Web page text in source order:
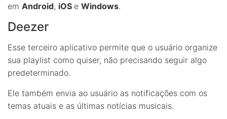
em Android, iOS e Windows.
Deezer
Esse terceiro aplicativo permite que o usuário organize
sua playlist como quiser, não precisando seguir algo
predeterminado.
Ele também envia ao usuário as notificações com os
temas atuais e as últimas notícias musicais.